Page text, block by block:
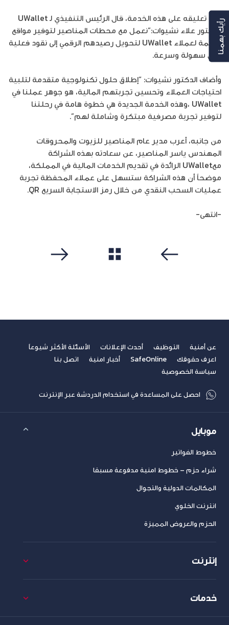
وفي تعليقه على هذه الخدمة، قال الرئيس التنفيذي لـ UWallet
الدكتور علاء نشيوات:”نعمل مع محطات المناصير لتوفير مواقع
ملائمة لعملاء UWallet لتحويل رصيدهم الرقمي إلى نقود فعلية
بكل سهولة وسرعة.
وأضاف الدكتور نشيوات: “إطلاق حلول تكنولوجية متقدمة لتلبية
احتياجات العملاء وتحسين تجربتهم المالية، هو جوهر عملنا في
UWallet ،وهذه الخدمة الجديدة هي خطوة هامة في رحلتنا
لتوفير تجربة مصرفية مبتكرة وشاملة لهم”.
من جانبه، أعرب مدير عام المناصير للزيوت والمحروقات
المهندس ياسر المناصير، عن سعادته بهذه الشراكة
معUWallet الرائدة في تقديم الخدمات المالية في المملكة،
موضحاً أن هذه الشراكة ستسهل على عملاء المحفظة تجربة
عمليات السحب النقدي من خلال رمز الاستجابة السريع QR.
-انتهى-
عن أمنية التوظيف أحدث الإعلانات
الأسئلة الأكثر شيوعاً
اعرف حقوقك
SafeOnline أخبار امنية
اتصل بنا
سياسة الخصوصية
احصل على المساعدة في استخدام الدردشة عبر الإنترنت
موبايل
خطوط الفواتير
شراء حزم – خطوط امنية مدفوعة مسبقا
المكالمات الدولية والتجوال
انترنت الخلوي
الحزم والعروض المميزة
إنترنت
خدمات
رأيك بهمنا